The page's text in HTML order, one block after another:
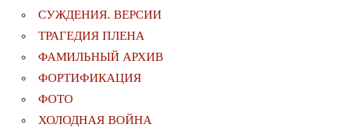
СУЖДЕНИЯ. ВЕРСИИ
ТРАГЕДИЯ ПЛЕНА
ФАМИЛЬНЫЙ АРХИВ
ФОРТИФИКАЦИЯ
ФОТО
ХОЛОДНАЯ ВОЙНА